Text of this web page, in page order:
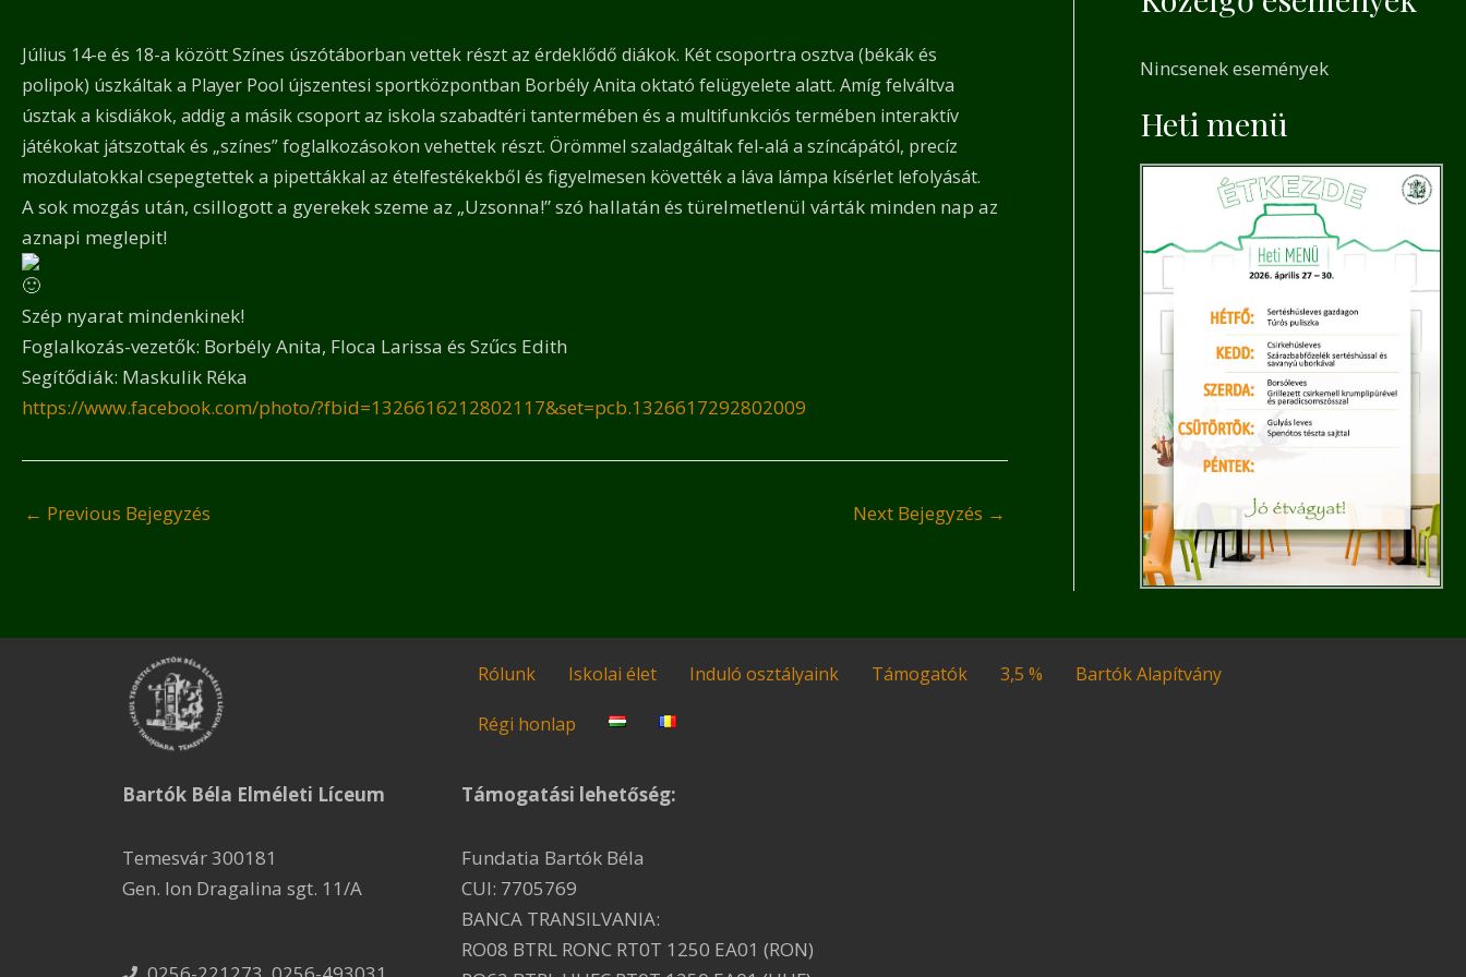
Július 14-e és 18-a között Színes úszótáborban vettek részt az érdeklődő diákok. Két csoportra osztva (békák és
polipok) úszkáltak a Player Pool újszentesi sportközpontban Borbély Anita oktató felügyelete alatt. Amíg felváltva
úsztak a kisdiákok, addig a másik csoport az iskola szabadtéri tantermében és a multifunkciós termében interaktív
játékokat játszottak és „színes” foglalkozásokon vehettek részt. Örömmel szaladgáltak fel-alá a színcápától, precíz
mozdulatokkal csepegtettek a pipettákkal az ételfestékekből és figyelmesen követték a láva lámpa kísérlet lefolyását.
A sok mozgás után, csillogott a gyerekek szeme az „Uzsonna!” szó hallatán és türelmetlenül várták minden nap az
aznapi meglepit!
Szép nyarat mindenkinek!
Foglalkozás-vezetők: Borbély Anita, Floca Larissa és Szűcs Edith
Segítődiák: Maskulik Réka
https://www.facebook.com/photo/?fbid=1326616212802117&set=pcb.1326617292802009
← Previous Bejegyzés Next Bejegyzés →
c
h
Nincsenek események
Heti menü
Bartók Béla Elméleti Líceum
Temesvár 300181
Gen. Ion Dragalina sgt. 11/A
Rólunk Iskolai élet Induló osztályaink Támogatók 3,5 % Bartók Alapítvány
Régi honlap
Támogatási lehetőség:
Fundatia Bartók Béla
CUI: 7705769
BANCA TRANSILVANIA:
RO08 BTRL RONC RT0T 1250 EA01 (RON)